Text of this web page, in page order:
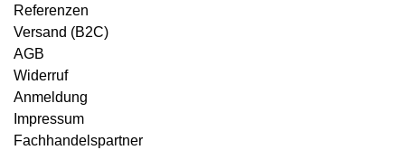
Referenzen
Versand (B2C)
AGB
Widerruf
Anmeldung
Impressum
Fachhandelspartner